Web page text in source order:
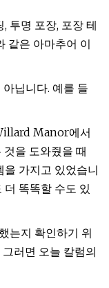
투명 포장, 포장 테
같은 아마추어 이
닙니다. 예를 들
Manor에서
을 도와줬을 때
을 가지고 있었습니
똑똑할 수도 있
는지 확인하기 위
러면 오늘 칼럼의